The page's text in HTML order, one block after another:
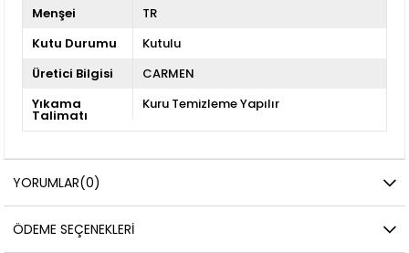
Menşei
TR
Kutu Durumu
Kutulu
Üretici Bilgisi
CARMEN
Yıkama
Talimatı
Kuru Temizleme Yapılır
YORUMLAR(0)
ÖDEME SEÇENEKLERI